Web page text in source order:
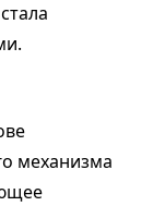
механизма